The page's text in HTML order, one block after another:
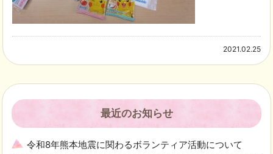
2021.02.25
最近のお知らせ
令和8年熊本地震に関わるボランティア活動について